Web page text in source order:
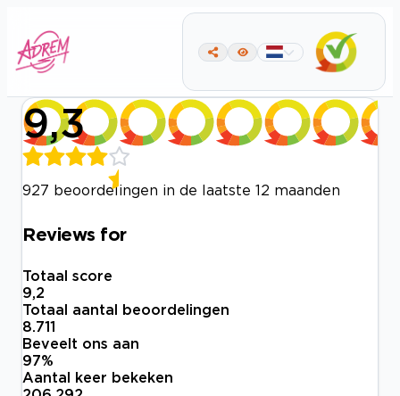
9,3
927 beoordelingen in de laatste 12 maanden
Reviews for
Totaal score
9,2
Totaal aantal beoordelingen
8.711
Beveelt ons aan
97%
Aantal keer bekeken